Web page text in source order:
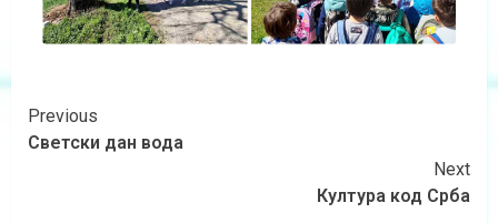
Previous
Светски дан вода
Next
Култура код Срба